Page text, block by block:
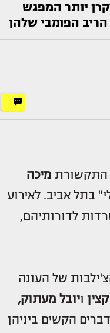
יותר המפגש
הריב הפומבי שלהן
התקשורת מיכה
בתל אביב. לאירוע
לדורותיהם,
של העונה
ויובל מעתוק,
הקשים ביניהן